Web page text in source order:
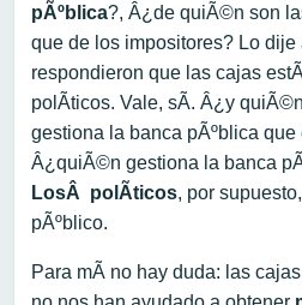
pÃºblica?, Â¿de quiÃ©n son
que de los impositores? Lo
respondieron que las cajas
polÃ­ticos. Vale, sÃ­. Â¿y
gestiona la banca pÃºblica que
Â¿quiÃ©n gestiona la banca
LosÂ polÃ­ticos, por
pÃºblico.
Para mÃ­ no hay duda: las